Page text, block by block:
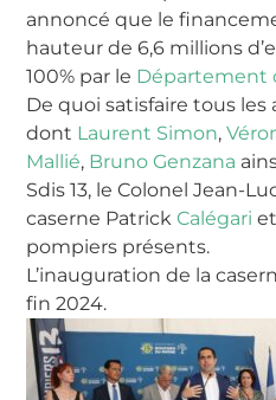
annoncé que le
hauteur de 6,6 millions
100% par le Département
De quoi satisfaire tous les
dont Laurent Simon,
Mallié, Bruno Genzana
Sdis 13, le Colonel Jean-
caserne PatrickCalégari
pompiers présents.
L’inauguration de la
fin 2024.